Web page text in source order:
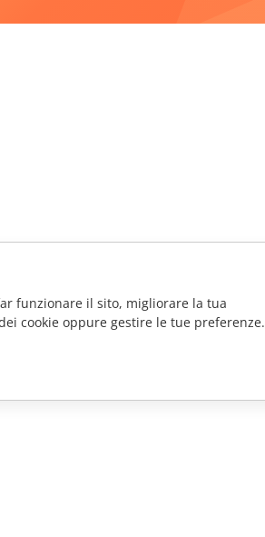
funzionare il sito, migliorare la tua
cookie oppure gestire le tue preferenze.